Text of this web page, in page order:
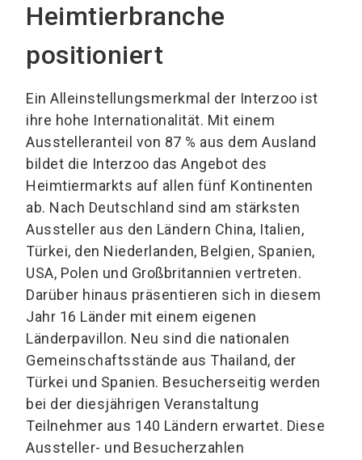
Heimtierbranche
positioniert
Ein Alleinstellungsmerkmal der Interzoo ist
ihre hohe Internationalität. Mit einem
Ausstelleranteil von 87 % aus dem Ausland
bildet die Interzoo das Angebot des
Heimtiermarkts auf allen fünf Kontinenten
ab. Nach Deutschland sind am stärksten
Aussteller aus den Ländern China, Italien,
Türkei, den Niederlanden, Belgien, Spanien,
USA, Polen und Großbritannien vertreten.
Darüber hinaus präsentieren sich in diesem
Jahr 16 Länder mit einem eigenen
Länderpavillon. Neu sind die nationalen
Gemeinschaftsstände aus Thailand, der
Türkei und Spanien. Besucherseitig werden
bei der diesjährigen Veranstaltung
Teilnehmer aus 140 Ländern erwartet. Diese
Aussteller- und Besucherzahlen